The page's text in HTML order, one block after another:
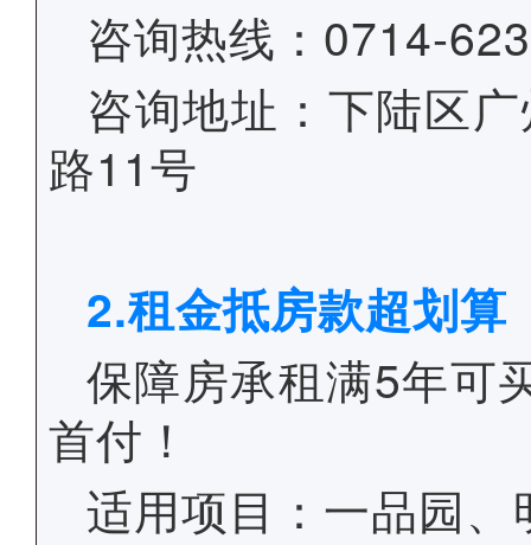
咨询热线：0714-
咨询地址：下陆区
路11号
2.租金抵房款超划算
保障房承租满5年可
首付！
适用项目：一品园